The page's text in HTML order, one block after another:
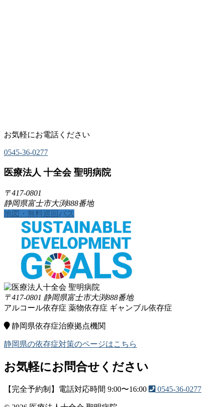
お気軽にお電話ください
0545-36-0277
医療法人 十全会 聖明病院
〒417-0801
静岡県富士市大渕888番地
地図・無料巡回バス
〒417-0801 静岡県富士市大渕888番地
アルコール依存症 薬物依存症 ギャンブル依存症
静岡県依存症治療拠点機関
静岡県の依存症対策のページはこちら
お気軽にお問合せください
【完全予約制】電話対応時間 9:00〜16:00 0545-36-0277